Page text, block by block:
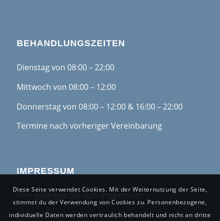
BEHANDLUNGSZEITEN
Dienstag von 08:00 – 22:00
Mittwoch von 08:00 – 12:00
Donnerstag von 08:00 – 12:00 & 16:00 – 22:00
Termine nach vorheriger Vereinbarung
IMPRESSUM
Hier gelangen Sie zum Impressum
Diese Seite verwendet Cookies. Mit der Weiternutzung der Seite,
stimmst du der Verwendung von Cookies zu. Personenbezogene,
individuelle Daten werden vertraulich behandelt und nicht an dritte